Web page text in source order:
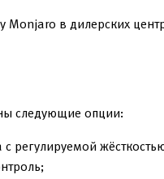
Monjaro в дилерских
следующие опции:
регулируемой